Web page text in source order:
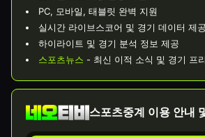
PC, 모바일, 태블릿 완벽 지원
실시간 라이브스코어 및 경기 데이터 제공
하이라이트 및 경기 분석 정보 제공
스포츠뉴스 - 최신 이적 소식 및 경기 프
스포츠중계 이용 안내